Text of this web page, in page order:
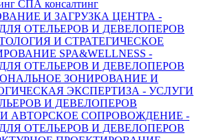
СПА консалтинг
И ЗАГРУЗКА ЦЕНТРА -
ОТЕЛЬЕРОВ И ДЕВЕЛОПЕРОВ
И СТРАТЕГИЧЕСКОЕ
SPA&WELLNESS -
ОТЕЛЬЕРОВ И ДЕВЕЛОПЕРОВ
ЗОНИРОВАНИЕ И
ЭКСПЕРТИЗА - УСЛУГИ
И ДЕВЕЛОПЕРОВ
АВТОРСКОЕ СОПРОВОЖДЕНИЕ -
ОТЕЛЬЕРОВ И ДЕВЕЛОПЕРОВ